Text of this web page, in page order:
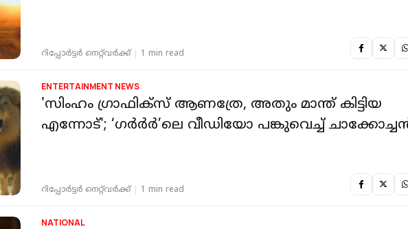
റിപ്പോർട്ടർ നെറ്റ്‌വര്‍ക്ക്‌ 1 min read
ENTERTAINMENT NEWS
'സിംഹം ഗ്രാഫിക്സ് ആണത്രേ, അതും മാന്ത് കിട്ടിയ
എന്നോട്'; ‘ഗർർർ’ലെ വീഡിയോ പങ്കുവെച്ച്
റിപ്പോർട്ടർ നെറ്റ്‌വര്‍ക്ക്‌ 1 min read
NATIONAL